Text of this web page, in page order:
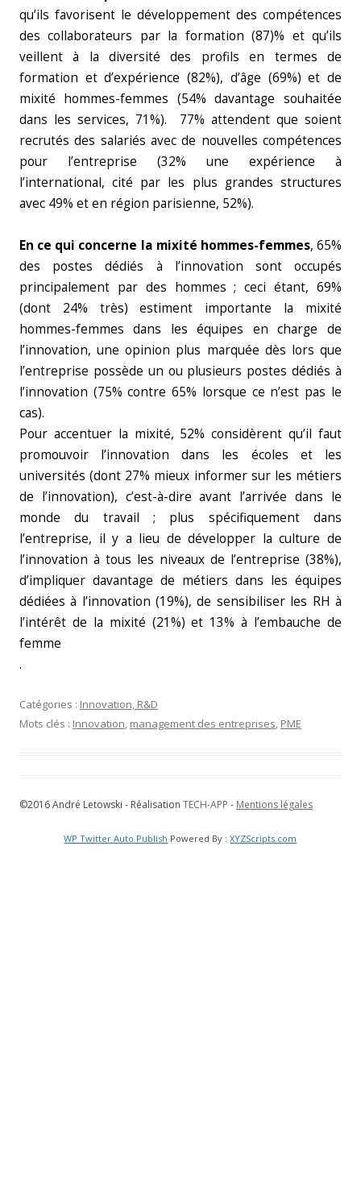
qu’ils favorisent le développement des compétences
des collaborateurs par la formation (87)% et qu’ils
veillent à la diversité des profils en termes de
formation et d’expérience (82%), d’âge (69%) et de
mixité hommes-femmes (54% davantage souhaitée
dans les services, 71%). 77% attendent que soient
recrutés des salariés avec de nouvelles compétences
pour l’entreprise (32% une expérience à
l’international, cité par les plus grandes structures
avec 49% et en région parisienne, 52%).
En ce qui concerne la mixité hommes-femmes, 65%
des postes dédiés à l’innovation sont occupés
principalement par des hommes ; ceci étant, 69%
(dont 24% très) estiment importante la mixité
hommes-femmes dans les équipes en charge de
l’innovation, une opinion plus marquée dès lors que
l’entreprise possède un ou plusieurs postes dédiés à
l’innovation (75% contre 65% lorsque ce n’est pas le
cas).
Pour accentuer la mixité, 52% considèrent qu’il faut
promouvoir l’innovation dans les écoles et les
universités (dont 27% mieux informer sur les métiers
de l’innovation), c’est-à-dire avant l’arrivée dans le
monde du travail ; plus spécifiquement dans
l’entreprise, il y a lieu de développer la culture de
l’innovation à tous les niveaux de l’entreprise (38%),
d’impliquer davantage de métiers dans les équipes
dédiées à l’innovation (19%), de sensibiliser les RH à
l’intérêt de la mixité (21%) et 13% à l’embauche de
femme
.
Catégories : Innovation, R&D
Mots clés : Innovation, management des entreprises, PME
©2016 André Letowski - Réalisation TECH-APP - Mentions légales
WP Twitter Auto Publish Powered By :XYZScripts.com